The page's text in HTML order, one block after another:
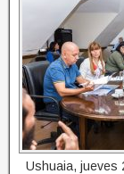
Ushuaia, jueves